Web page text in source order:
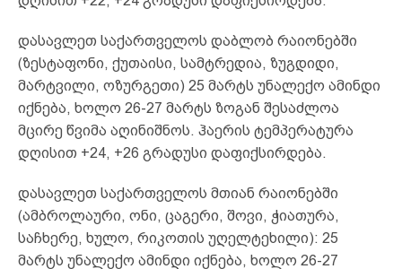
დასავლეთ საქართველოს დაბლობ რაიონებში
(ზესტაფონი, ქუთაისი, სამტრედია, ზუგდიდი,
მარტვილი, ოზურგეთი) 25 მარტს უნალექო ამინდი
იქნება, ხოლო 26-27 მარტს ზოგან შესაძლოა
მცირე წვიმა აღინიშნოს. ჰაერის ტემპერატურა
დღისით +24, +26 გრადუსი დაფიქსირდება.
დასავლეთ საქართველოს მთიან რაიონებში
(ამბროლაური, ონი, ცაგერი, შოვი, ჭიათურა,
საჩხერე, ხულო, რიკოთის უღელტეხილი): 25
მარტს უნალექო ამინდი იქნება, ხოლო 26-27